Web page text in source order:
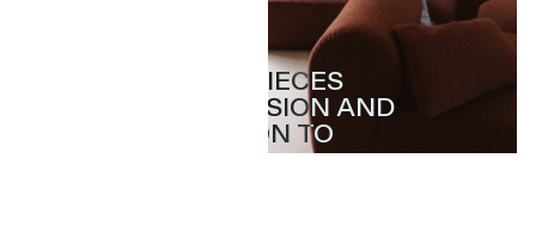
MASTERPIECES
WITH PASSION AND
ATTENTION TO
MASTERPIECES
WITH PASSION AND
ATTENTION TO